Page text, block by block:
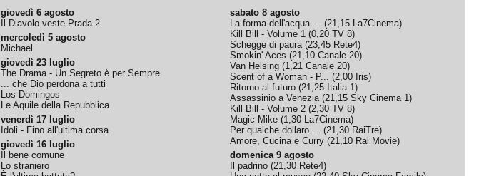
giovedì 6 agosto
Il Diavolo veste Prada 2
mercoledì 5 agosto
Michael
giovedì 23 luglio
The Drama - Un Segreto è per Sempre
... che Dio perdona a tutti
Los Domingos
Le Aquile della Repubblica
venerdì 17 luglio
Idoli - Fino all'ultima corsa
giovedì 16 luglio
Il bene comune
Lo straniero
sabato 8 agosto
La forma dell'acqua ... (21,15 La7Cinema)
Kill Bill - Volume 1 (0,20 TV 8)
Schegge di paura(23,45 Rete4)
Smokin' Aces (21,10 Canale 20)
Van Helsing (1,21 Canale 20)
Scent of a Woman - P... (2,00 Iris)
Ritorno al futuro (21,25 Italia 1)
Assassinio a Venezia(21,15 Sky Cinema 1)
Kill Bill - Volume 2 (2,30 TV 8)
Magic Mike (1,30 La7Cinema)
Per qualche dollaro ... (21,30 RaiTre)
Amore, Cucina e Curry (21,10 Rai Movie)
domenica 9 agosto
Il padrino (21,30 Rete4)